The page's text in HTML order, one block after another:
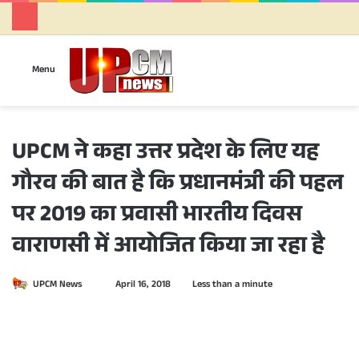
Menu
UPCM ने कहा उत्तर प्रदेश के लिए यह
गौरव की बात है कि प्रधानमंत्री की पहल
पर 2019 का प्रवासी भारतीय दिवस
वाराणसी में आयोजित किया जा रहा है
UPCM News April 16, 2018 Less than a minute